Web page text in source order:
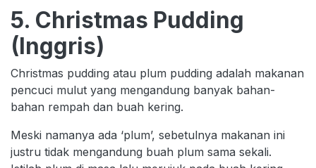
5. Christmas Pudding
(Inggris)
Christmas pudding atau plum pudding adalah makanan
pencuci mulut yang mengandung banyak bahan-
bahan rempah dan buah kering.
Meski namanya ada ‘plum’, sebetulnya makanan ini
justru tidak mengandung buah plum sama sekali.